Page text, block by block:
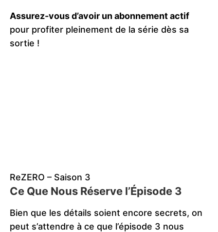
Assurez-vous d’avoir un abonnement actif
pour profiter pleinement de la série dès sa
sortie !
ReZERO – Saison 3
Ce Que Nous Réserve l’Épisode 3
Bien que les détails soient encore secrets, on
peut s’attendre à ce que l’épisode 3 nous